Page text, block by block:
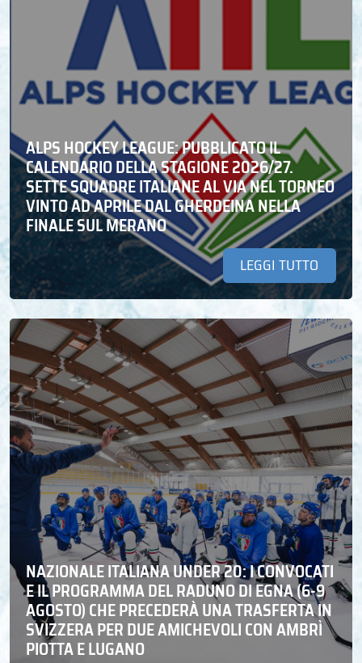
ALPS HOCKEY LEAGUE: PUBBLICATO IL
CALENDARIO DELLA STAGIONE 2026/27.
SETTE SQUADRE ITALIANE AL VIA NEL TORNEO
VINTO AD APRILE DAL GHERDEINA NELLA
FINALE SUL MERANO
LEGGI TUTTO
NAZIONALE ITALIANA UNDER 20: I CONVOCATI
E IL PROGRAMMA DEL RADUNO DI EGNA (6-9
AGOSTO) CHE PRECEDERÀ UNA TRASFERTA IN
SVIZZERA PER DUE AMICHEVOLI CON AMBRÌ
PIOTTA E LUGANO